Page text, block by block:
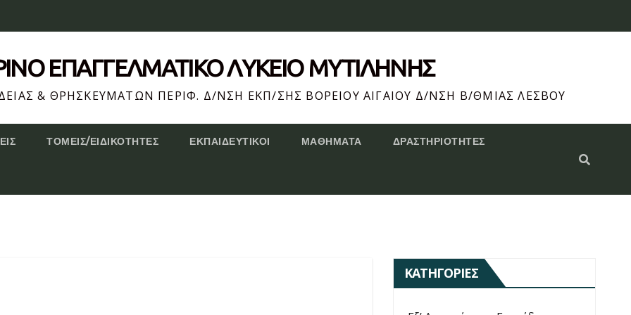
ΕΠΆΓΓΕΛΜΑΤΙΚΟ ΛΥΚΕΙΟ ΜΥΤΙΛΗΝΗΣ
& ΘΡΗΣΚΕΥΜΑΤΩΝ ΠΕΡΙΦ. Δ/ΝΣΗ ΕΚΠ/ΣΗΣ ΒΟΡΕΙΟΥ ΑΙΓΑΙΟΥ Δ/ΝΣΗ Β/ΘΜΙΑΣ ΛΕΣΒΟΥ
ΤΟΜΕΊΣ/ΕΙΔΙΚΌΤΗΤΕΣ ΕΚΠΑΙΔΕΥΤΙΚΟΊ ΜΑΘΗΜΑΤΑ ΔΡΑΣΤΗΡΙΌΤΗΤΕΣ
ΚΑΤΗΓΟΡΊΕΣ